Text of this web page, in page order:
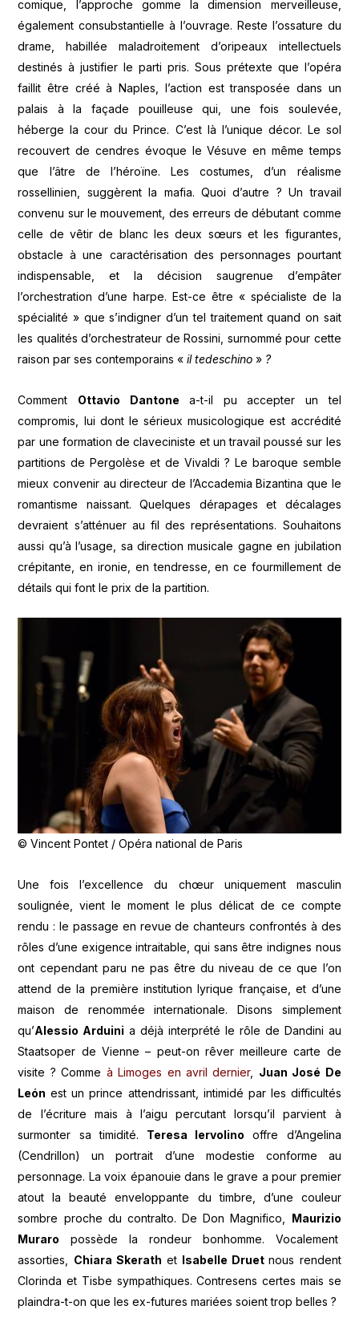
comique, l’approche gomme la dimension merveilleuse,
également consubstantielle à l’ouvrage. Reste l’ossature du
drame, habillée maladroitement d’oripeaux intellectuels
destinés à justifier le parti pris. Sous prétexte que l’opéra
faillit être créé à Naples, l’action est transposée dans un
palais à la façade pouilleuse qui, une fois soulevée,
héberge la cour du Prince. C’est là l’unique décor. Le sol
recouvert de cendres évoque le Vésuve en même temps
que l’âtre de l’héroïne. Les costumes, d’un réalisme
rossellinien, suggèrent la mafia. Quoi d’autre ? Un travail
convenu sur le mouvement, des erreurs de débutant comme
celle de vêtir de blanc les deux sœurs et les figurantes,
obstacle à une caractérisation des personnages pourtant
indispensable, et la décision saugrenue d’empâter
l’orchestration d’une harpe. Est-ce être « spécialiste de la
spécialité » que s’indigner d’un tel traitement quand on sait
les qualités d’orchestrateur de Rossini, surnommé pour cette
raison par ses contemporains «il tedeschino » ?
Comment Ottavio Dantone a-t-il pu accepter un tel
compromis, lui dont le sérieux musicologique est accrédité
par une formation de claveciniste et un travail poussé sur les
partitions de Pergolèse et de Vivaldi ? Le baroque semble
mieux convenir au directeur de l’Accademia Bizantina que le
romantisme naissant. Quelques dérapages et décalages
devraient s’atténuer au fil des représentations. Souhaitons
aussi qu’à l’usage, sa direction musicale gagne en jubilation
crépitante, en ironie, en tendresse, en ce fourmillement de
détails qui font le prix de la partition.
© Vincent Pontet / Opéra national de Paris
Une fois l’excellence du chœur uniquement masculin
soulignée, vient le moment le plus délicat de ce compte
rendu : le passage en revue de chanteurs confrontés à des
rôles d’une exigence intraitable, qui sans être indignes nous
ont cependant paru ne pas être du niveau de ce que l’on
attend de la première institution lyrique française, et d’une
maison de renommée internationale. Disons simplement
qu’Alessio Arduini a déjà interprété le rôle de Dandini au
Staatsoper de Vienne – peut-on rêver meilleure carte de
visite ? Comme à Limoges en avril dernier, Juan José De
León est un prince attendrissant, intimidé par les difficultés
de l’écriture mais à l’aigu percutant lorsqu’il parvient à
surmonter sa timidité. Teresa Iervolino offre d’Angelina
(Cendrillon) un portrait d’une modestie conforme au
personnage. La voix épanouie dans le grave a pour premier
atout la beauté enveloppante du timbre, d’une couleur
sombre proche du contralto. De Don Magnifico, Maurizio
Muraro possède la rondeur bonhomme. Vocalement
assorties, Chiara Skerath et Isabelle Druetnous rendent
Clorinda et Tisbe sympathiques. Contresens certes mais se
plaindra-t-on que les ex-futures mariées soient trop belles ?